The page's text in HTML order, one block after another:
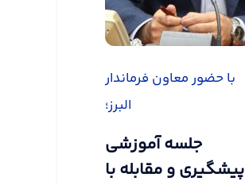
با حضور معاون فرماندار
البرز؛
جلسه آموزشی
پیشگیری و مقابله با